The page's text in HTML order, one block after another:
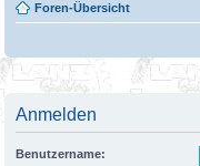
Foren-Übersicht
Anmelden
Benutzername: